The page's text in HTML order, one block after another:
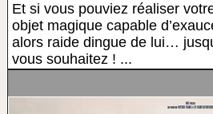
Et si vous pouviez réaliser
objet magique capable
alors raide dingue de lui…
vous souhaitez ! ...